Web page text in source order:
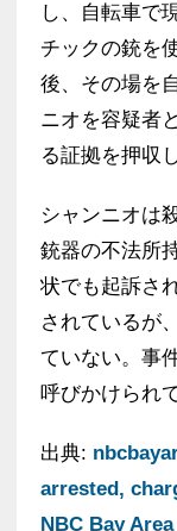
し、自転車で
チックの銃を
後、その場を
ニオを容疑者
る証拠を押収
シャンニオは
銃器の不法所
状でも起訴さ
されているが
ていない。事
呼びかけられ
出典:
arrested,
NBC Bay Area